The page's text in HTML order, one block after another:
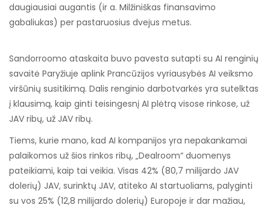
daugiausiai augantis (ir a. Milžiniškas finansavimo
gabaliukas) per pastaruosius dvejus metus.
Sandorroomo ataskaita buvo pavesta sutapti su AI renginių
savaitė Paryžiuje aplink Prancūzijos vyriausybės AI veiksmo
viršūnių susitikimą. Dalis renginio darbotvarkės yra sutelktas
į klausimą, kaip ginti teisingesnį AI plėtrą visose rinkose, už
JAV ribų, už JAV ribų.
Tiems, kurie mano, kad AI kompanijos yra nepakankamai
palaikomos už šios rinkos ribų, „Dealroom“ duomenys
pateikiami, kaip tai veikia. Visas 42% (80,7 milijardo JAV
dolerių) JAV, surinktų JAV, atiteko AI startuoliams, palyginti
su vos 25% (12,8 milijardo dolerių) Europoje ir dar mažiau,